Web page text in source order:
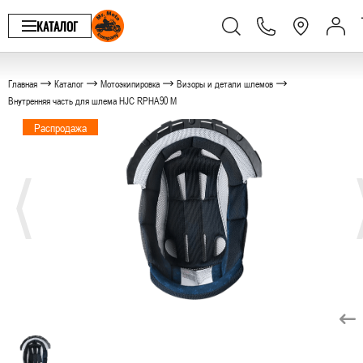
КАТАЛОГ
Главная Каталог Мотоэкипировка
Визоры и детали шлемов
Внутренняя часть для шлема HJC RPHA90 M
Распродажа